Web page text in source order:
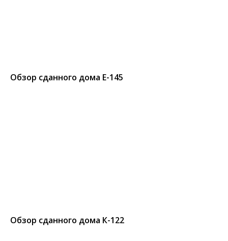
Обзор сданного дома Е-145
Обзор сданного дома К-122